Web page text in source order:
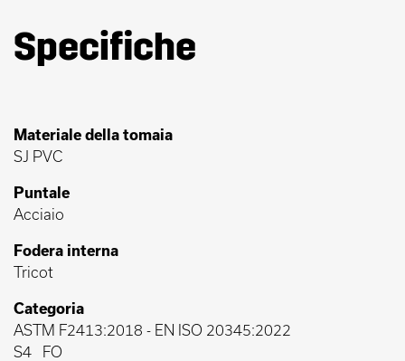
Specifiche
Materiale della tomaia
SJ PVC
Puntale
Acciaio
Fodera interna
Tricot
Categoria
ASTM F2413:2018 - EN ISO 20345:2022
S4
FO